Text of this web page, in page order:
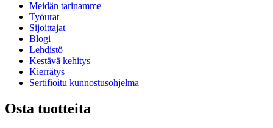
Meidän tarinamme
Työurat
Sijoittajat
Blogi
Lehdistö
Kestävä kehitys
Kierrätys
Sertifioitu kunnostusohjelma
Osta tuotteita